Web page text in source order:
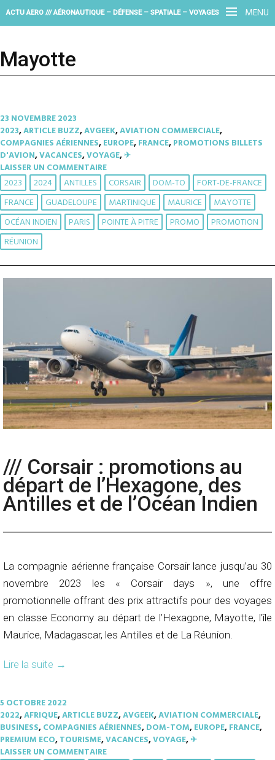
MENU
ACTU AERO /// AÉRONAUTIQUE – DÉFENSE – SPATIALE – VOYAGES
Mayotte
23 NOVEMBRE 2023
2023,ARTICLE BUZZ,AVGEEK,AVIATION COMMERCIALE,
COMPAGNIES AÉRIENNES,EUROPE,FRANCE,PROMOTIONS BILLETS
D'AVION,VACANCES,VOYAGE,✈︎
LAISSER UN COMMENTAIRE
2023 2024 ANTILLES CORSAIR DOM-TO
FORT-DE-FRANCE
FRANCE
GUADELOUPE MARTINIQUE MAURICE
MAYOTTE
OCÉAN INDIEN
PARIS POINTE À PITRE PROMO
PROMOTION
RÉUNION
/// Corsair : promotions au
départ de l’Hexagone, des
Antilles et de l’Océan Indien
La compagnie aérienne française Corsair lance jusqu’au 30
novembre 2023 les « Corsair days », une offre
promotionnelle offrant des prix attractifs pour des voyages
en classe Economy au départ de l’Hexagone, Mayotte, l’île
Maurice, Madagascar, les Antilles et de La Réunion.
Lire la suite →
5 OCTOBRE 2022
2022,AFRIQUE,ARTICLE BUZZ,AVGEEK,AVIATION COMMERCIALE,
BUSINESS,COMPAGNIES AÉRIENNES,DOM-TOM,EUROPE,FRANCE,
PREMIUM ECO,TOURISME,VACANCES,VOYAGE,✈︎
LAISSER UN COMMENTAIRE